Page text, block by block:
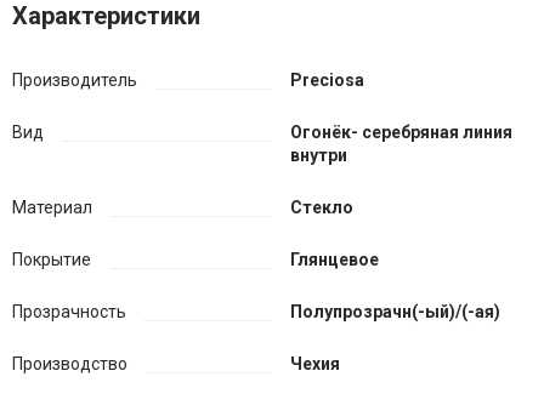
Характеристики
Производитель Preciosa
Вид
Огонёк- серебряная линия
внутри
Материал Стекло
Покрытие Глянцевое
Прозрачность Полупрозрачн(-ый)/(-ая)
Производство Чехия